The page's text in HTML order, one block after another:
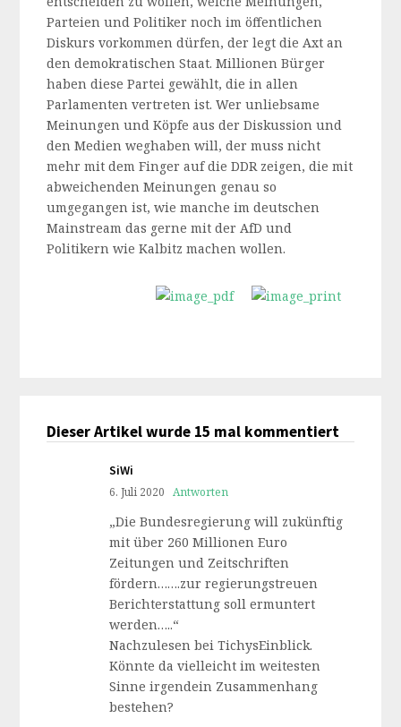
Parteien und Politiker noch im öffentlichen
Diskurs vorkommen dürfen, der legt die Axt an
den demokratischen Staat. Millionen Bürger
haben diese Partei gewählt, die in allen
Parlamenten vertreten ist. Wer unliebsame
Meinungen und Köpfe aus der Diskussion und
den Medien weghaben will, der muss nicht
mehr mit dem Finger auf die DDR zeigen, die mit
abweichenden Meinungen genau so
umgegangen ist, wie manche im deutschen
Mainstream das gerne mit der AfD und
Politikern wie Kalbitz machen wollen.
Dieser Artikel wurde 15 mal kommentiert
SiWi
6. Juli 2020 Antworten
„Die Bundesregierung will zukünftig
mit über 260 Millionen Euro
Zeitungen und Zeitschriften
fördern…….zur regierungstreuen
Berichterstattung soll ermuntert
werden…..“
Nachzulesen bei TichysEinblick.
Könnte da vielleicht im weitesten
Sinne irgendein Zusammenhang
bestehen?